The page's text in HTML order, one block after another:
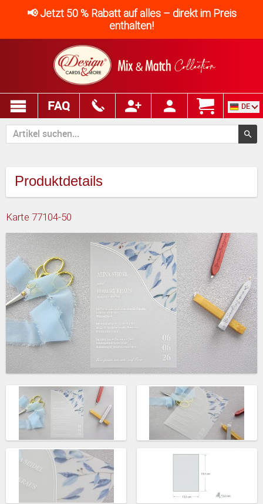
📢 Jetzt 50 % Rabatt auf alles – direkt im Preis
enthalten!
FAQ DE
Produktdetails
Karte 77104-50